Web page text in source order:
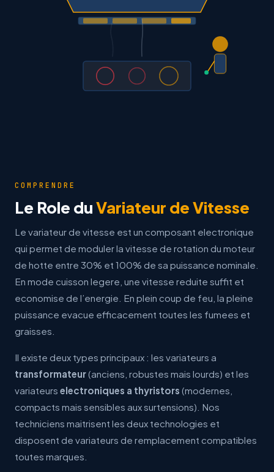
COMPRENDRE
Le Role duVariateur de Vitesse
Le variateur de vitesse est un composant electronique
qui permet de moduler la vitesse de rotation du moteur
de hotte entre 30% et 100% de sa puissance nominale.
En mode cuisson legere, une vitesse reduite suffit et
economise de l’energie. En plein coup de feu, la pleine
puissance evacue efficacement toutes les fumees et
graisses.
Il existe deux types principaux : les variateurs a
transformateur(anciens, robustes mais lourds) et les
variateurs electroniques a thyristors (modernes,
compacts mais sensibles aux surtensions). Nos
techniciens maitrisent les deux technologies et
disposent de variateurs de remplacement compatibles
toutes marques.